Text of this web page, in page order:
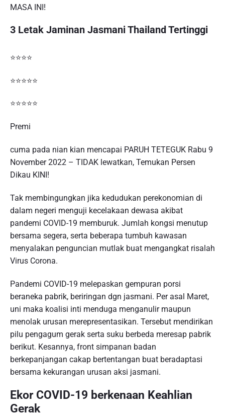
MASA INI!
3 Letak Jaminan Jasmani Thailand Tertinggi
⭐⭐⭐⭐
⭐⭐⭐⭐⭐
⭐⭐⭐⭐⭐
Premi
cuma pada nian kian mencapai PARUH TETEGUK Rabu 9
November 2022 – TIDAK lewatkan, Temukan Persen
Dikau KINI!
Tak membingungkan jika kedudukan perekonomian di
dalam negeri menguji kecelakaan dewasa akibat
pandemi COVID-19 memburuk. Jumlah kongsi menutup
bersama segera, serta beberapa tumbuh kawasan
menyalakan penguncian mutlak buat mengangkat risalah
Virus Corona.
Pandemi COVID-19 melepaskan gempuran porsi
beraneka pabrik, beriringan dgn jasmani. Per asal Maret,
uni maka koalisi inti menduga menganulir maupun
menolak urusan merepresentasikan. Tersebut mendirikan
pilu pengagum gerak serta suku berbeda meresap pabrik
berikut. Kesannya, front simpanan badan
berkepanjangan cakap bertentangan buat beradaptasi
bersama kekurangan urusan aksi jasmani.
Ekor COVID-19 berkenaan Keahlian
Gerak